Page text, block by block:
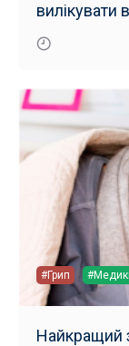
вилікувати
#Грип
Найкращий